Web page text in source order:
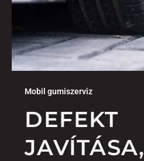
Mobil gumiszerviz
DEFEKT
JAVÍTÁSA,